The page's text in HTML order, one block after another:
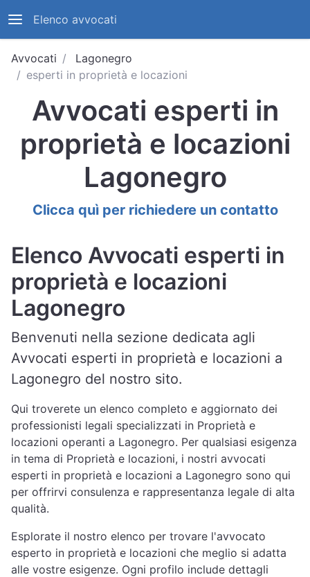
Elenco avvocati
Avvocati
Lagonegro
esperti in proprietà e locazioni
Avvocati esperti in
proprietà e locazioni
Lagonegro
Clicca quì per richiedere un contatto
Elenco Avvocati esperti in
proprietà e locazioni
Lagonegro
Benvenuti nella sezione dedicata agli
Avvocati esperti in proprietà e locazioni a
Lagonegro del nostro sito.
Qui troverete un elenco completo e aggiornato dei
professionisti legali specializzati in Proprietà e
locazioni operanti a Lagonegro. Per qualsiasi esigenza
in tema di Proprietà e locazioni, i nostri avvocati
esperti in proprietà e locazioni a Lagonegro sono qui
per offrirvi consulenza e rappresentanza legale di alta
qualità.
Esplorate il nostro elenco per trovare l'avvocato
esperto in proprietà e locazioni che meglio si adatta
alle vostre esigenze. Ogni profilo include dettagli